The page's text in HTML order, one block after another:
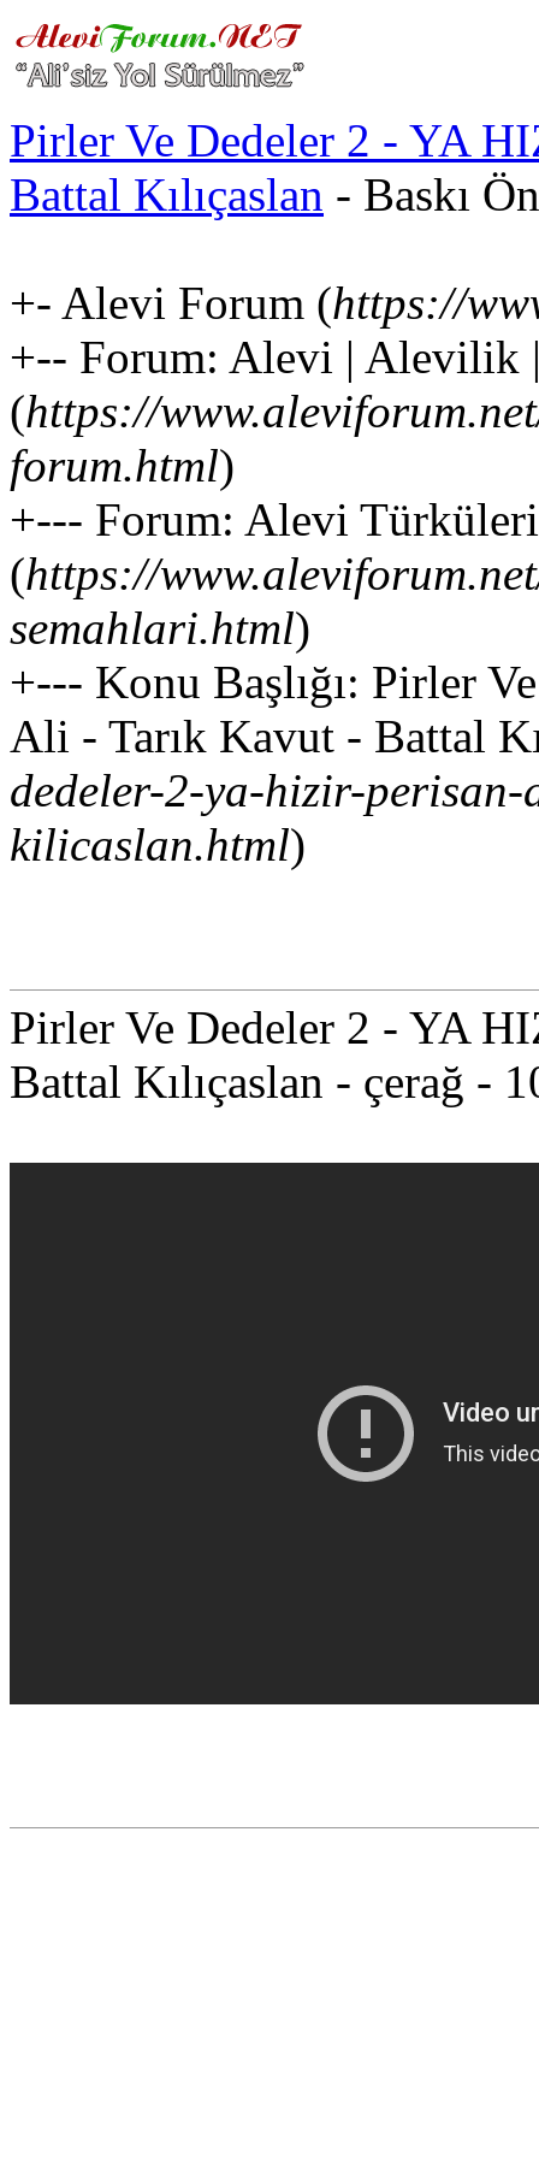
Pirler Ve Dedeler 2 - YA
Battal Kılıçaslan - Baskı
+- Alevi Forum (https://
+-- Forum: Alevi | Alevilik
(https://
forum.html)
+--- Forum: Alevi
(https://
semahlari.html)
+--- Konu Başlığı: Pirler
Ali - Tarık Kavut - Battal
dedeler-2-ya-hizir-
kilicaslan.html)
Pirler Ve Dedeler 2 - YA
Battal Kılıçaslan - çerağ -